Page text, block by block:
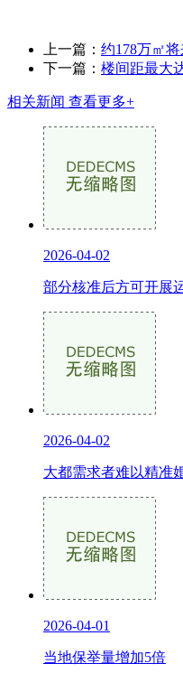
上一篇： 约178万㎡
下一篇： 楼间距最大
相关新闻 查看更多+
2026-04-02
部分核准后方可开展
2026-04-02
大都需求者难以精准
2026-04-01
当地保举量增加5倍